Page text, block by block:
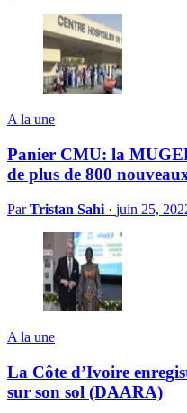
A la une
Panier CMU: la
de plus de 800
ParTristan Sahi · juin 25,
A la une
La Côte d’Ivoire
sur son sol (DAARA)